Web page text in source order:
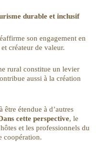
durable et inclusif
son engagement en
créateur de valeur.
rural constitue un levier
aussi à la création
étendue à d’autres
cette perspective, le
et les professionnels du
coopération.